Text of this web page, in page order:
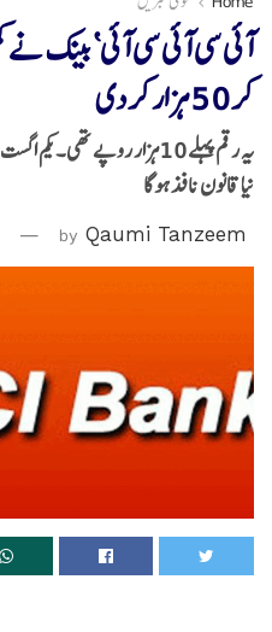
آئی سی آئی سی آئی‘ بینک نے
کر 50 ہزار کر دی
نیا قانون نافذ ہوگا
by Qaumi Tanzeem